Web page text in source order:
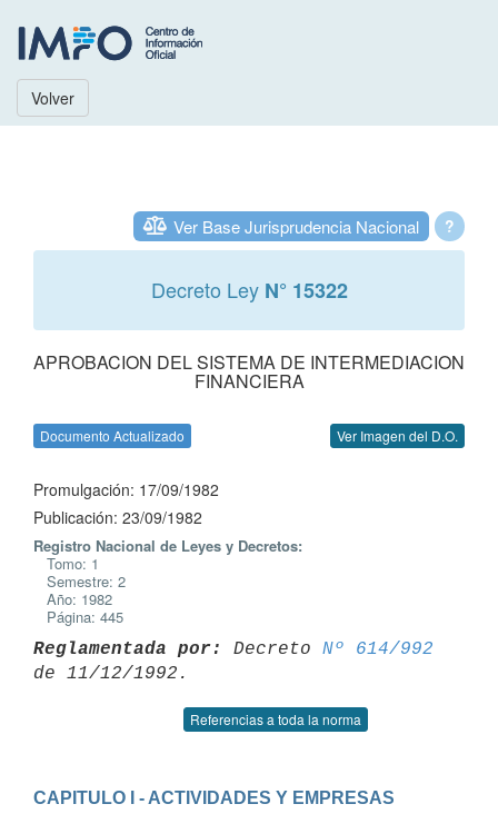
Volver
?
Ver Base Jurisprudencia Nacional
Decreto Ley N° 15322
APROBACION DEL SISTEMA DE INTERMEDIACION
FINANCIERA
Documento Actualizado Ver Imagen del D.O.
Promulgación: 17/09/1982
Publicación: 23/09/1982
Registro Nacional de Leyes y Decretos:
Tomo: 1
Semestre: 2
Año: 1982
Página: 445
Reglamentada por: Decreto Nº 614/992
Referencias a toda la norma
CAPITULO I - ACTIVIDADES Y EMPRESAS